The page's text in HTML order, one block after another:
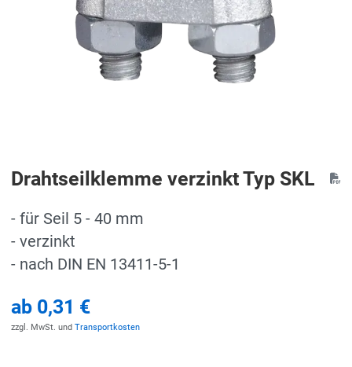
Drahtseilklemme verzinkt Typ SKL
- für Seil 5 - 40 mm
- verzinkt
- nach DIN EN 13411-5-1
ab 0,31 €
zzgl. MwSt. und Transportkosten